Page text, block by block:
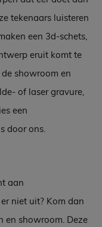
tekenaars luisteren
een 3d-schets,
eruit komt te
showroom en
of laser gravure,
een
door ons.
aan
niet uit? Kom dan
en showroom. Deze